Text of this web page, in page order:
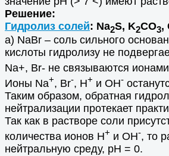
Решение:
Гидролиз солей: Na2S, K2CO3,
а) NaBr – соль сильного
кислоты гидролизу не
Na+, Br- не связываются
Ионы Na+, Br-, H+ и OH-
Таким образом, обратная
нейтрализации протекает
Так как в растворе соли
количества ионов H+ и OH-, то
нейтральную среду, рН = 0.